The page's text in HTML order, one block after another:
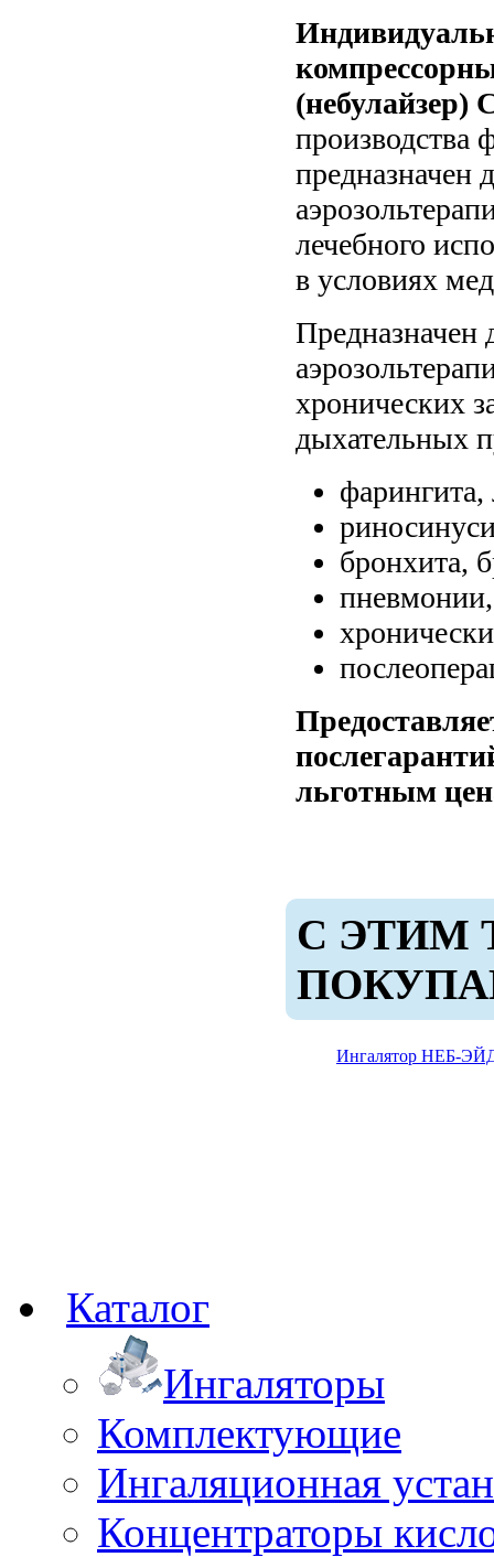
предназначен
лечебного
в условиях
Предназначен
хронических
дыхательных
фарингита,
бронхита,
пневмонии,
льготным
С ЭТИМ
Ингалятор НЕБ-
Каталог
Ингаляторы
Комплектующие
Ингаляционная
Концентраторы